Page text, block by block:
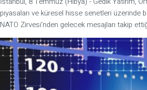
piyasaları ve küresel hisse senetleri üzerinde
NATO Zirvesi'nden gelecek mesajları takip